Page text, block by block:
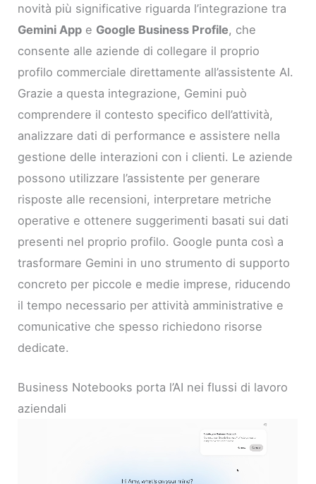
novità più significative riguarda l’integrazione tra
Gemini App e Google Business Profile, che
consente alle aziende di collegare il proprio
profilo commerciale direttamente all’assistente AI.
Grazie a questa integrazione, Gemini può
comprendere il contesto specifico dell’attività,
analizzare dati di performance e assistere nella
gestione delle interazioni con i clienti. Le aziende
possono utilizzare l’assistente per generare
risposte alle recensioni, interpretare metriche
operative e ottenere suggerimenti basati sui dati
presenti nel proprio profilo. Google punta così a
trasformare Gemini in uno strumento di supporto
concreto per piccole e medie imprese, riducendo
il tempo necessario per attività amministrative e
comunicative che spesso richiedono risorse
dedicate.
Business Notebooks porta l’AI nei flussi di lavoro
aziendali